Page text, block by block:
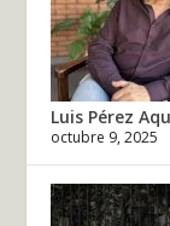
Luis Pérez
octubre 9, 2025